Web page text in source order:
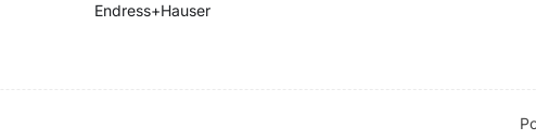
Endress+Hauser